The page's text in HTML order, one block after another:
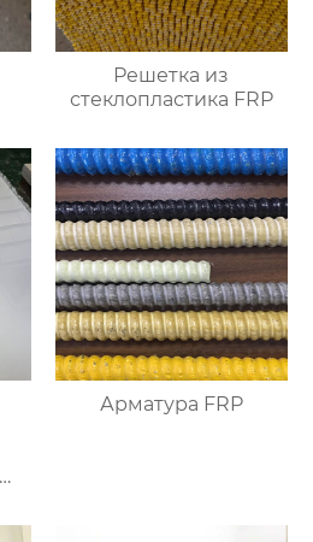
Решетка из
стеклопластика FRP
Арматура FRP